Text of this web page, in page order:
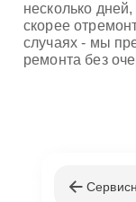
несколько
скорее
случаях - мы
ремонта без